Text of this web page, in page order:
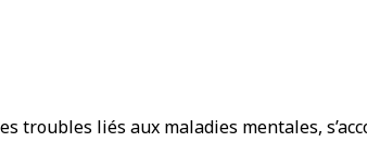
troubles liés aux maladies mentales,